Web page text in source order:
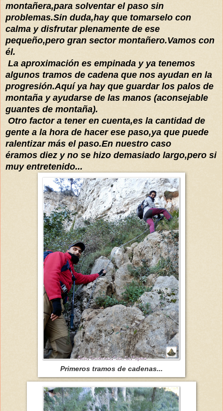
montañera,para solventar el paso sin
problemas.Sin duda,hay que tomarselo con
calma y disfrutar plenamente de ese
pequeño,pero gran sector montañero.Vamos con
él.
La aproximación es empinada y ya tenemos
algunos tramos de cadena que nos ayudan en la
progresión.Aquí ya hay que guardar los palos de
montaña y ayudarse de las manos (aconsejable
guantes de montaña).
Otro factor a tener en cuenta,es la cantidad de
gente a la hora de hacer ese paso,ya que puede
ralentizar más el paso.En nuestro caso
éramos diez y no se hizo demasiado largo,pero si
muy entretenido...
Primeros tramos de cadenas...